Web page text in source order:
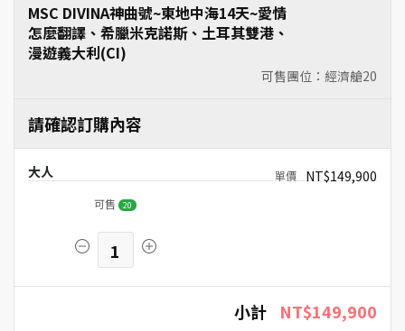
可售團位：經濟艙20
MSC DIVINA神曲號~東地中海14天~愛情
怎麼翻譯、希臘米克諾斯、土耳其雙港、
漫遊義大利(CI)
請確認訂購內容
大人 NT$149,900
可售 20
1
小計 NT$149,900